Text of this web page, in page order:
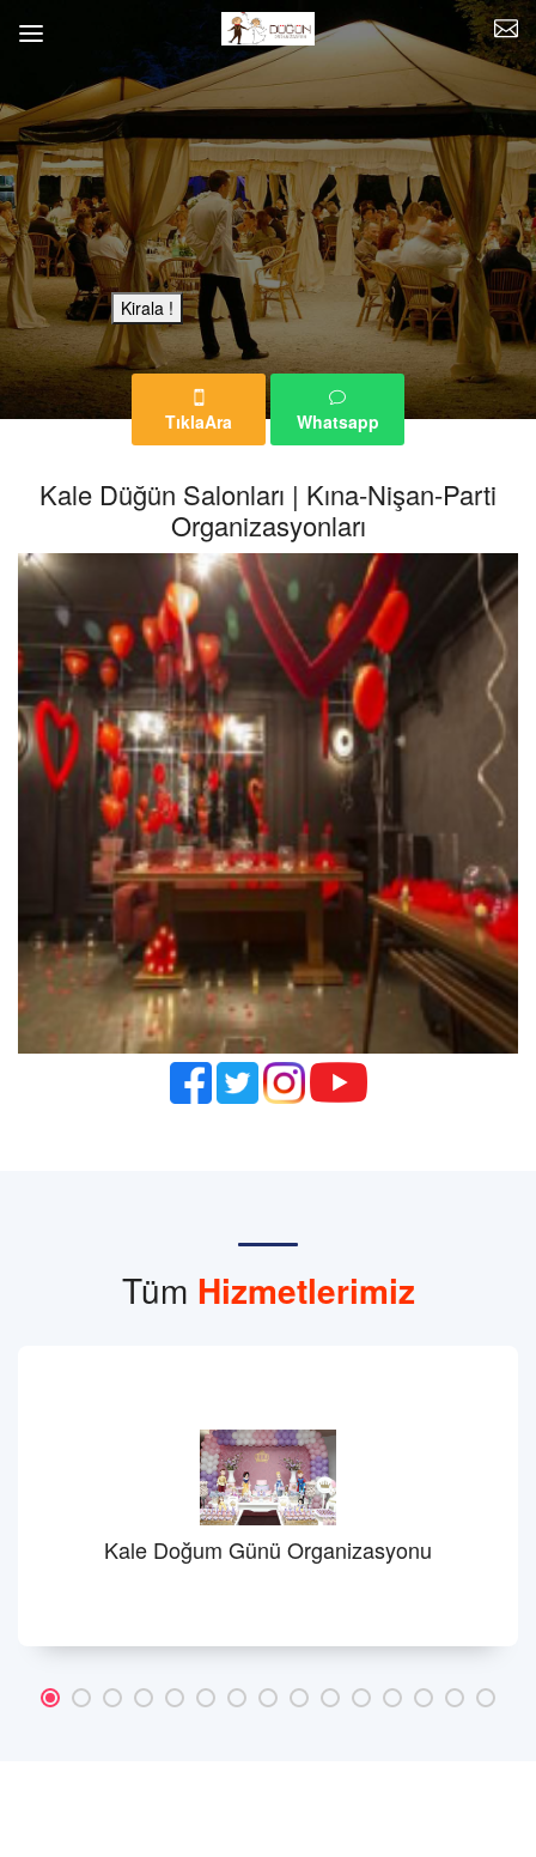
TıklaAra Whatsapp
Bu Reklam Sayfası Kiralıktır.
Kirala !
Kale Düğün Salonları | Kına-Nişan-Parti
Organizasyonları
Tüm Hizmetlerimiz
Kale Doğum Günü Organizasyonu